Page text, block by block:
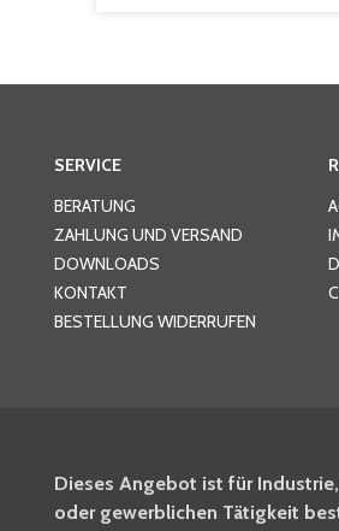
SERVICE
BERATUNG
ZAHLUNG UND VERSAND
DOWNLOADS
KONTAKT
BESTELLUNG WIDERRUFEN
Dieses Angebot ist für
oder gewerblichen Tätigkeit